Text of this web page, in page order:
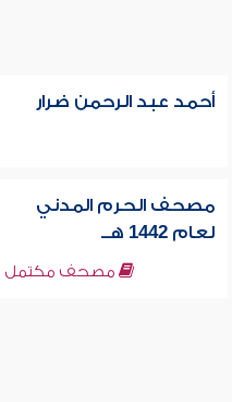
أحمد عبد الرحمن ضرار
مصحف الحرم المدني
لعام 1442 هــ
مصحف مكتمل